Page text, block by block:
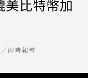
美比特幣加
即時報導